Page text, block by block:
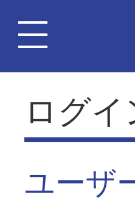
ログイ
ユーザ